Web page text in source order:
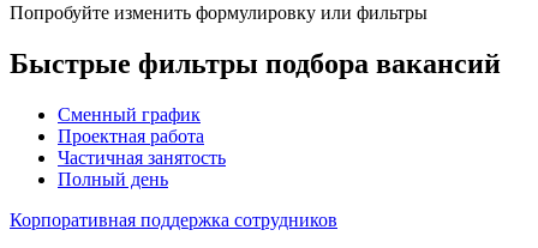
Попробуйте изменить формулировку или фильтры
Быстрые фильтры подбора вакансий
Сменный график
Проектная работа
Частичная занятость
Полный день
Корпоративная поддержка сотрудников